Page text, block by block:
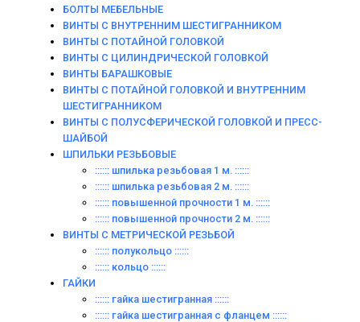
БОЛТЫ МЕБЕЛЬНЫЕ
ВИНТЫ С ВНУТРЕННИМ ШЕСТИГРАННИКОМ
ВИНТЫ С ПОТАЙНОЙ ГОЛОВКОЙ
ВИНТЫ С ЦИЛИНДРИЧЕСКОЙ ГОЛОВКОЙ
ВИНТЫ БАРАШКОВЫЕ
ВИНТЫ С ПОТАЙНОЙ ГОЛОВКОЙ И ВНУТРЕННИМ
ШЕСТИГРАННИКОМ
ВИНТЫ С ПОЛУСФЕРИЧЕСКОЙ ГОЛОВКОЙ И ПРЕСС-
ШАЙБОЙ
ШПИЛЬКИ РЕЗЬБОВЫЕ
:::::: шпилька резьбовая 1 м. ::::::
:::::: шпилька резьбовая 2 м. ::::::
:::::: повышенной прочности 1 м. ::::::
:::::: повышенной прочности 2 м. ::::::
ВИНТЫ C МЕТРИЧЕСКОЙ РЕЗЬБОЙ
:::::: полукольцо ::::::
:::::: кольцо ::::::
ГАЙКИ
:::::: гайка шестигранная ::::::
:::::: гайка шестигранная с фланцем ::::::